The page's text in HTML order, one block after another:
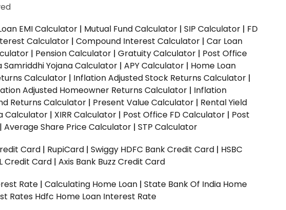
EMI Calculator | Mutual Fund Calculator | SIP Calculator | FD
Calculator | Compound Interest Calculator | Car Loan
| Pension Calculator | Gratuity Calculator | Post Office
Samriddhi Yojana Calculator | APY Calculator | Home Loan
Calculator | Inflation Adjusted Stock Returns Calculator |
Adjusted Homeowner Returns Calculator | Inflation
Returns Calculator | Present Value Calculator | Rental Yield
Calculator | XIRR Calculator | Post Office FD Calculator | Post
| Average Share Price Calculator | STP Calculator
Card | RupiCard | Swiggy HDFC Bank Credit Card | HSBC
Credit Card | Axis Bank Buzz Credit Card
Rate | Calculating Home Loan | State Bank Of India Home
Rates Hdfc Home Loan Interest Rate